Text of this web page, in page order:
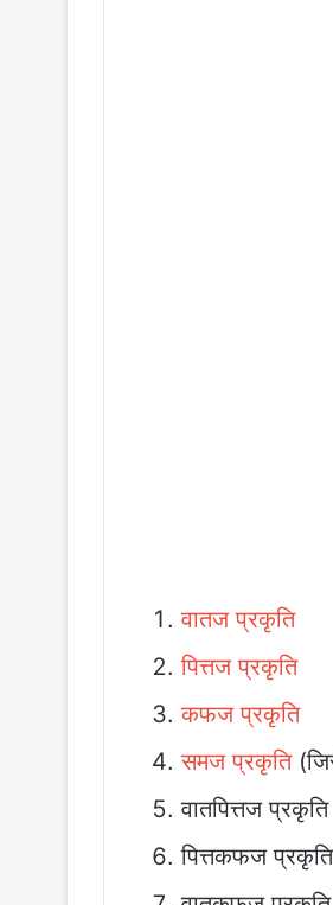
वातज प्रकृति
पित्तज प्रकृति
कफज प्रकृति
समज प्रकृति
वातपित्तज प्रकृति
पित्तकफज प्रकृति